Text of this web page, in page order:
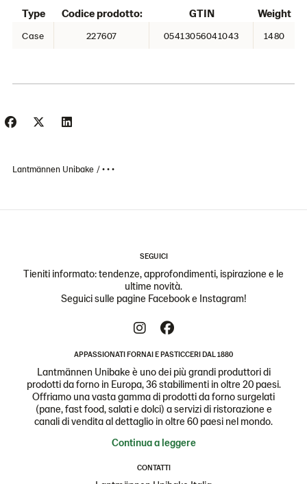
Type Codice prodotto: GTIN Weight
Case 227607 05413056041043 1480
Lantmännen Unibake • • •
SEGUICI
Tieniti informato: tendenze, approfondimenti, ispirazione e le
ultime novità.
Seguici sulle pagine Facebook e Instagram!
APPASSIONATI FORNAI E PASTICCERI DAL 1880
Lantmännen Unibake è uno dei più grandi produttori di
prodotti da forno in Europa, 36 stabilimenti in oltre 20 paesi.
Offriamo una vasta gamma di prodotti da forno surgelati
(pane, fast food, salati e dolci) a servizi di ristorazione e
canali di vendita al dettaglio in oltre 60 paesi nel mondo.
Continua a leggere
CONTATTI